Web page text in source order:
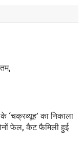
‘चक्रव्यूह’ का निकाला
फेल, कैट फैमिली हुई